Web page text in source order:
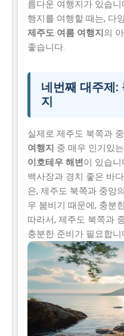
름다운 여행지가 있습
행지를 여행할 때는, 다
제주도 여름 여행지 의
좋습니다.
네번째 대주제:
지
실제로 제주도 북쪽과
여행지 중 매우 인기있
이호테우 해변이 있습
백사장과 경치 좋은 바
은, 제주도 북쪽과 중앙
우 붐비기 때문에, 충분
따라서, 제주도 북쪽과
충분한 준비가 필요합니